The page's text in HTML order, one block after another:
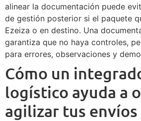
alinear la documentación puede
de gestión posterior si el paquete
Ezeiza o en destino. Una
garantiza que no haya controles,
para errores, observaciones y
Cómo un
logístico ayuda a
agilizar tus envíos